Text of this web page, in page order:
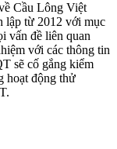
Cầu Lông Việt
lập từ 2012 với mục
vấn đề liên quan
với các thông tin
sẽ cố gắng kiểm
hoạt động thử